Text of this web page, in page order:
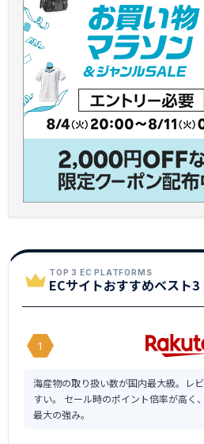
TOP 3 EC PLATFORMS
ECサイトおすすめベスト3
1
海産物の取り扱い数が国内最大級。レ
すい。 セール時のポイント倍率が高く
最大の強み。